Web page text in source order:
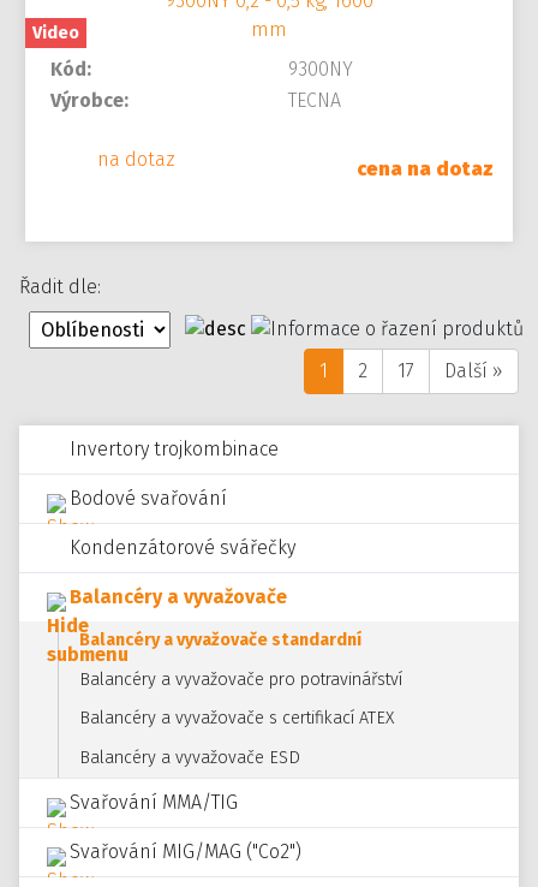
Invertory trojkombinace
Bodové svařování
Kondenzátorové svářečky
Balancéry a vyvažovače
Balancéry a vyvažovače standardní
Balancéry a vyvažovače pro potravinářství
Balancéry a vyvažovače s certifikací ATEX
Balancéry a vyvažovače ESD
Svařování MMA/TIG
Svařování MIG/MAG ("Co2")
Video
Kód:
9300NY
Výrobce:
TECNA
na dotaz cena na dotaz
Řadit dle:
1 2 17 Další »